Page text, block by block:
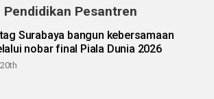
Pesantren
Surabaya bangun kebersamaan
nobar final Piala Dunia 2026